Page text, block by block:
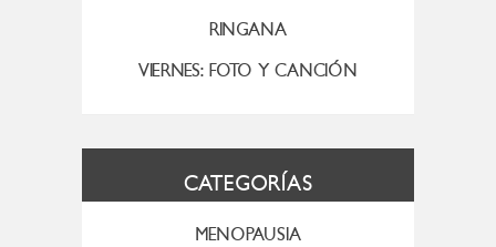
RINGANA
VIERNES: FOTO Y CANCIÓN
CATEGORÍAS
MENOPAUSIA